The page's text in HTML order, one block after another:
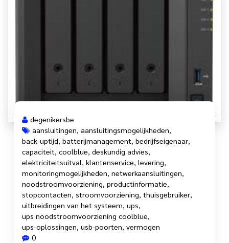
degenikersbe
aansluitingen, aansluitingsmogelijkheden,
back-uptijd, batterijmanagement, bedrijfseigenaar,
capaciteit, coolblue, deskundig advies,
elektriciteitsuitval, klantenservice, levering,
monitoringmogelijkheden, netwerkaansluitingen,
noodstroomvoorziening, productinformatie,
stopcontacten, stroomvoorziening, thuisgebruiker,
uitbreidingen van het systeem, ups,
ups noodstroomvoorziening coolblue,
ups-oplossingen, usb-poorten, vermogen
0